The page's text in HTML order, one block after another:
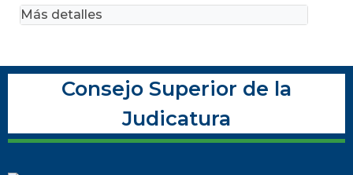
Más detalles
Consejo Superior de la
Judicatura